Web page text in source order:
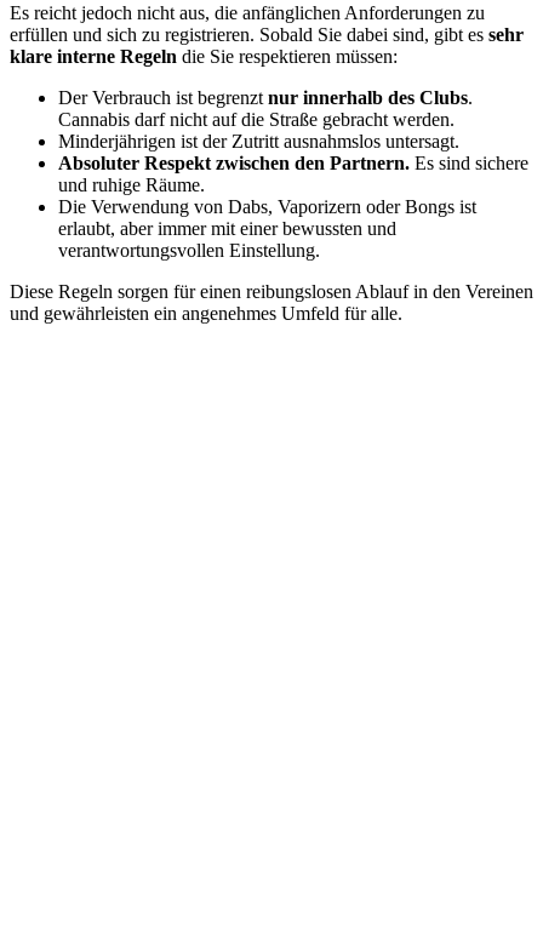
Es reicht jedoch nicht aus, die anfänglichen Anforderungen zu
erfüllen und sich zu registrieren. Sobald Sie dabei sind, gibt es sehr
klare interne Regeln die Sie respektieren müssen:
Der Verbrauch ist begrenzt nur innerhalb des Clubs.
Cannabis darf nicht auf die Straße gebracht werden.
Minderjährigen ist der Zutritt ausnahmslos untersagt.
Absoluter Respekt zwischen den Partnern. Es sind sichere
und ruhige Räume.
Die Verwendung von Dabs, Vaporizern oder Bongs ist
erlaubt, aber immer mit einer bewussten und
verantwortungsvollen Einstellung.
Diese Regeln sorgen für einen reibungslosen Ablauf in den Vereinen
und gewährleisten ein angenehmes Umfeld für alle.